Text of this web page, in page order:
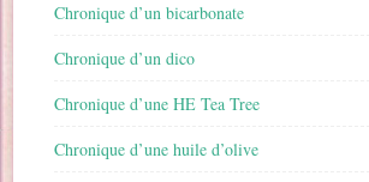
Chronique d’un bicarbonate
Chronique d’un dico
Chronique d’une HE Tea Tree
Chronique d’une huile d’olive